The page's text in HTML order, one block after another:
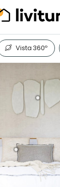
Vista 360º